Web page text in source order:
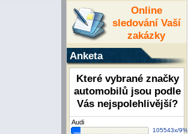
Online
sledování Vaší
zakázky
Anketa
Které vybrané značky
automobilů jsou podle
Vás nejspolehlivější?
Audi
105543x/9%